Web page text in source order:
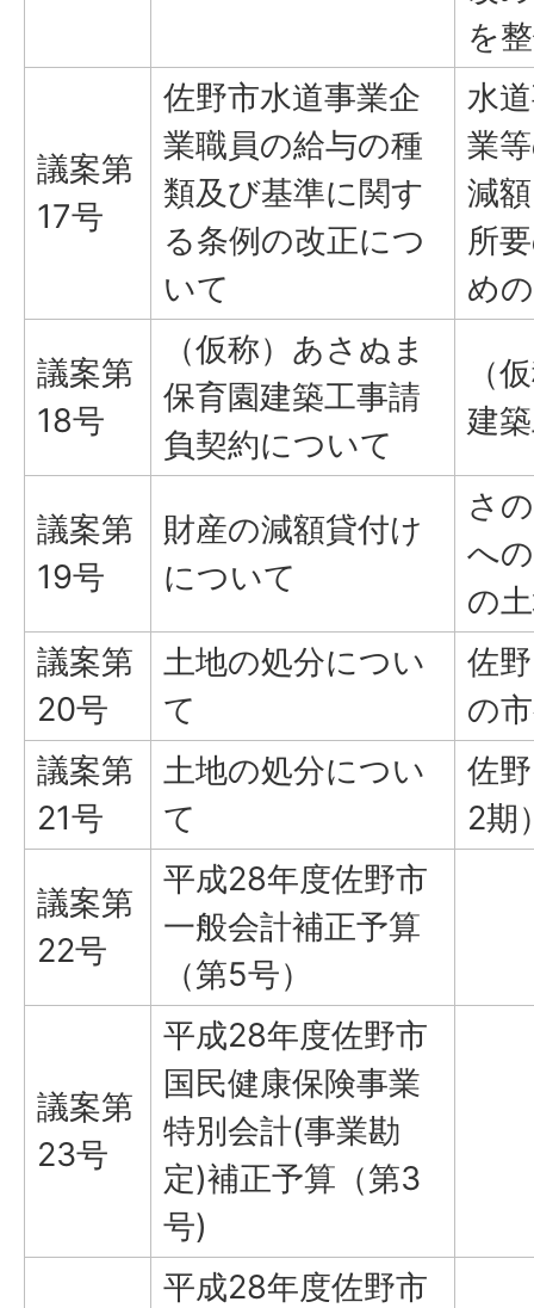
を
議案第
17号
佐野市水道事業企
業職員の給与の種
類及び基準に関す
る条例の改正につ
いて
水
業
減
所
め
議案第
18号
（仮称）あさぬま
保育園建築工事請
負契約について
（
建
議案第
19号
財産の減額貸付け
について
さ
へ
の
議案第
20号
土地の処分につい
て
佐
の
議案第
21号
土地の処分につい
て
佐
2期
議案第
22号
平成28年度佐野市
一般会計補正予算
（第5号）
議案第
23号
平成28年度佐野市
国民健康保険事業
特別会計(事業勘
定)補正予算（第3
号)
平成28年度佐野市